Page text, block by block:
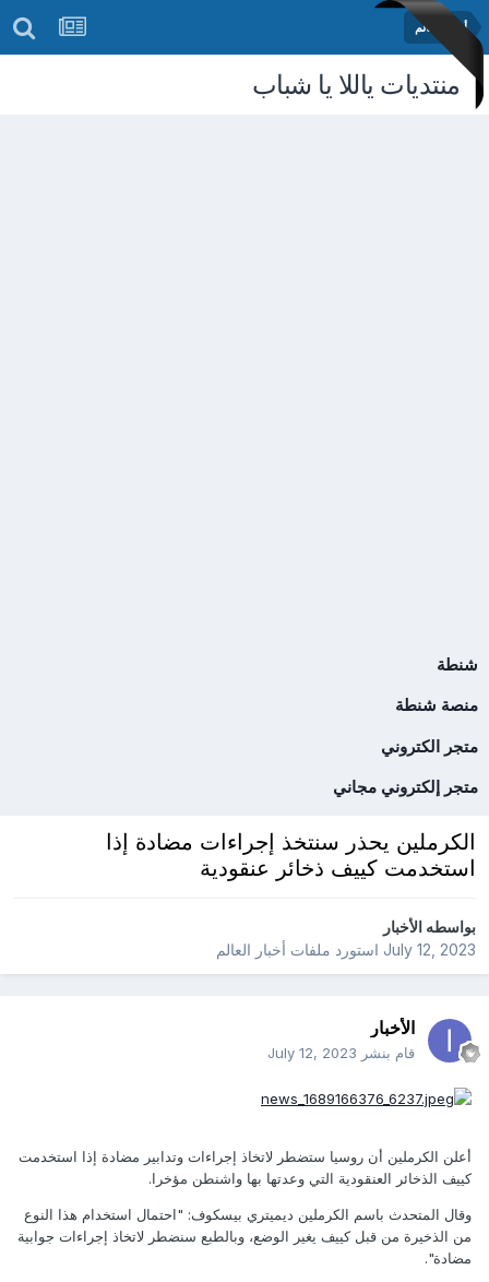
أخبار العالم
منتديات ياللا يا شباب
شنطة
منصة شنطة
متجر الكتروني
متجر إلكتروني مجاني
الكرملين يحذر سنتخذ إجراءات مضادة إذا
استخدمت كييف ذخائر عنقودية
بواسطهالأخبار
July 12, 2023استورد ملفات أخبار العالم
الأخبار
قام بنشر July 12, 2023
أعلن الكرملين أن روسيا ستضطر لاتخاذ إجراءات وتدابير مضادة إذا استخدمت
كييف الذخائر العنقودية التي وعدتها بها واشنطن مؤخرا.
وقال المتحدث باسم الكرملين ديميتري بيسكوف: "احتمال استخدام هذا النوع
من الذخيرة من قبل كييف يغير الوضع، وبالطبع سنضطر لاتخاذ إجراءات جوابية
مضادة".